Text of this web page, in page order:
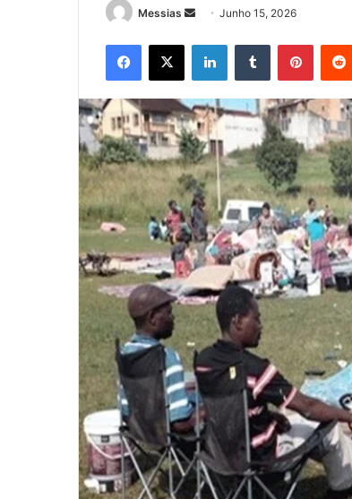
Messias
Send
email
Junho 15, 2026
Facebook
X LinkedInTumblr